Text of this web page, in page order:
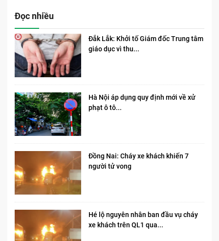
Đọc nhiều
Đắk Lắk: Khởi tố Giám đốc Trung tâm
giáo dục vì thu...
Hà Nội áp dụng quy định mới về xử
phạt ô tô...
Đồng Nai: Cháy xe khách khiến 7
người tử vong​
Hé lộ nguyên nhân ban đầu vụ cháy
xe khách trên QL1 qua...